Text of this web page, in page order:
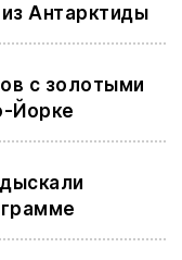
Антарктиды
с золотыми
Йорке